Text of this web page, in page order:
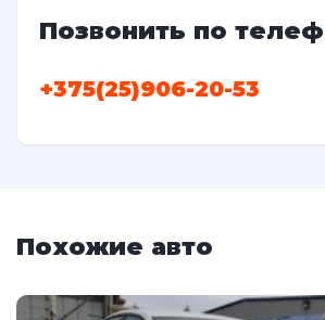
Позвонить по
+375(25)906-20-53
Похожие авто